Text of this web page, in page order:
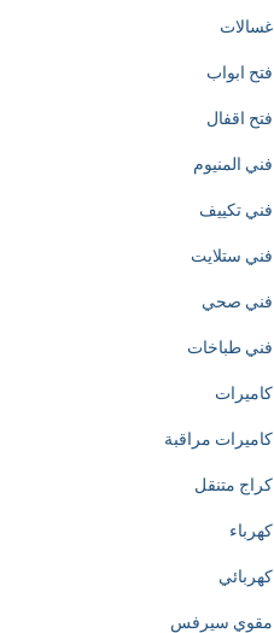
t
e
c
e
a
o
غسالات
فتح ابواب
فتح اقفال
فني المنيوم
فني تكييف
فني ستلايت
فني صحي
فني طباخات
كاميرات
كاميرات مراقبة
كراج متنقل
كهرباء
كهربائي
مقوي سيرفس